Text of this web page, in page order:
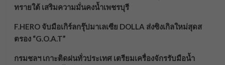
ทรายใต้ เสริมความมั่นคงน้ำเพชรบุรี
F.HERO จับมือเกิร์ลกรุ๊ปมาเลเซีย DOLLA ส่งซิงเกิลใหม่สุดส
ตรอง “G.O.A.T”
กรมชลฯ เกาะติดฝนทั่วประเทศ เตรียมเครื่องจักรรับมือน้ำ